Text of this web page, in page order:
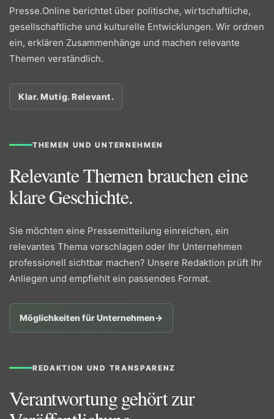
Presse.Online berichtet über politische, wirtschaftliche,
gesellschaftliche und kulturelle Entwicklungen. Wir ordnen
ein, erklären Zusammenhänge und machen relevante
Themen verständlich.
Klar. Mutig. Relevant.
THEMEN UND UNTERNEHMEN
Relevante Themen brauchen eine
klare Geschichte.
Sie möchten eine Pressemitteilung einreichen, ein
relevantes Thema vorschlagen oder Ihr Unternehmen
professionell sichtbar machen? Unsere Redaktion prüft Ihr
Anliegen und empfiehlt ein passendes Format.
Möglichkeiten für Unternehmen→
REDAKTION UND TRANSPARENZ
Verantwortung gehört zur